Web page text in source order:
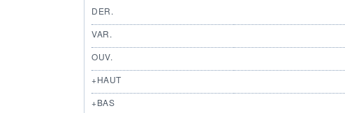
DER.
VAR.
OUV.
+HAUT
+BAS